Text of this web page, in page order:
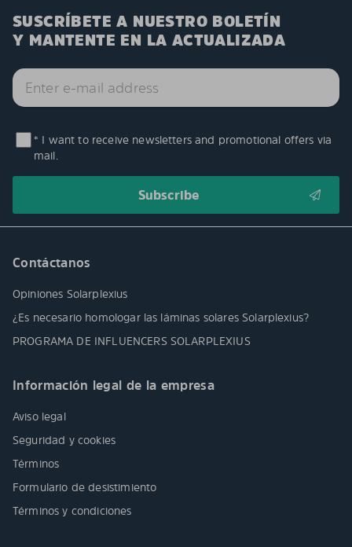
SUSCRÍBETE A NUESTRO BOLETÍN
Y MANTENTE EN LA ACTUALIZADA
* I want to receive newsletters and promotional offers via
mail.
Contáctanos
Opiniones Solarplexius
¿Es necesario homologar las láminas solares Solarplexius?
PROGRAMA DE INFLUENCERS SOLARPLEXIUS
Información legal de la empresa
Aviso legal
Seguridad y cookies
Términos
Formulario de desistimiento
Términos y condiciones